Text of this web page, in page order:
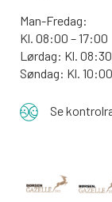
Man-Fredag:
Kl. 08:00 – 17:00
Lørdag: Kl.
Søndag: Kl.
Se